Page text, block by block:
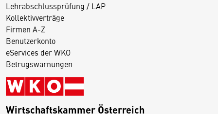
Lehrabschlussprüfung / LAP
Kollektivverträge
Firmen A-Z
Benutzerkonto
eServices der WKO
Betrugswarnungen
Wirtschaftskammer Österreich